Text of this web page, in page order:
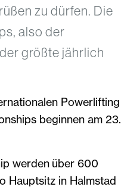
zu dürfen. Die
also der
größte jährlich
Powerlifting
beginnen am 23.
werden über 600
Hauptsitz in Halmstad